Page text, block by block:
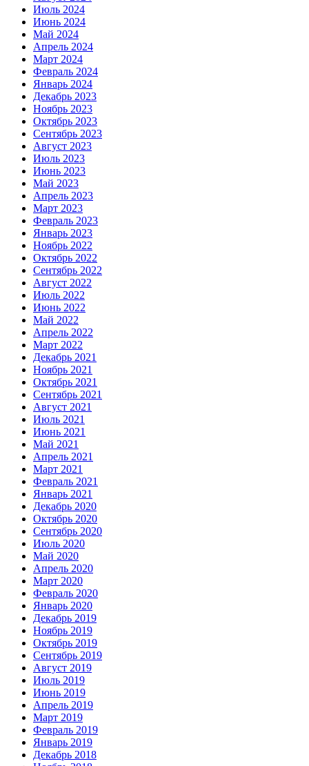
Июль 2024
Июнь 2024
Май 2024
Апрель 2024
Март 2024
Февраль 2024
Январь 2024
Декабрь 2023
Ноябрь 2023
Октябрь 2023
Сентябрь 2023
Август 2023
Июль 2023
Июнь 2023
Май 2023
Апрель 2023
Март 2023
Февраль 2023
Январь 2023
Ноябрь 2022
Октябрь 2022
Сентябрь 2022
Август 2022
Июль 2022
Июнь 2022
Май 2022
Апрель 2022
Март 2022
Декабрь 2021
Ноябрь 2021
Октябрь 2021
Сентябрь 2021
Август 2021
Июль 2021
Июнь 2021
Май 2021
Апрель 2021
Март 2021
Февраль 2021
Январь 2021
Декабрь 2020
Октябрь 2020
Сентябрь 2020
Июль 2020
Май 2020
Апрель 2020
Март 2020
Февраль 2020
Январь 2020
Декабрь 2019
Ноябрь 2019
Октябрь 2019
Сентябрь 2019
Август 2019
Июль 2019
Июнь 2019
Апрель 2019
Март 2019
Февраль 2019
Январь 2019
Декабрь 2018